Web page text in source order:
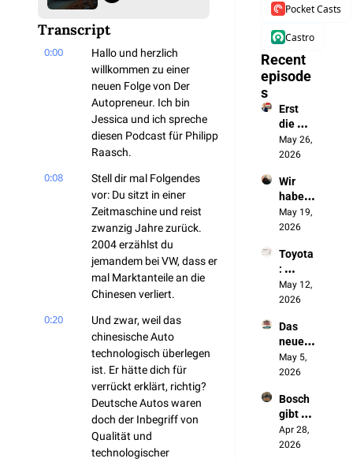
Transcript
0:00
Hallo und herzlich
willkommen zu einer
neuen Folge von Der
Autopreneur. Ich bin
Jessica und ich spreche
diesen Podcast für Philipp
Raasch.
0:08
Stell dir mal Folgendes
vor: Du sitzt in einer
Zeitmaschine und reist
zwanzig Jahre zurück.
2004 erzählst du
jemandem bei VW, dass er
mal Marktanteile an die
Chinesen verliert.
0:20
Und zwar, weil das
chinesische Auto
technologisch überlegen
ist. Er hätte dich für
verrückt erklärt, richtig?
Deutsche Autos waren
doch der Inbegriff von
Qualität und
technologischer
Pocket Casts
Castro
Recent
episode
s
Erst
die
Batteri
e, jetzt
autono
me
Fahren
May 26,
2026
Wir
haben
die
Chines
ausges
perrt.
Jetzt
bauen
unsere
Autos
May 19,
2026
Toyota
:
„Wenn
sich
ändert,
werde
n wir
NICHT
ben"
May 12,
2026
Das
neue
Made
in
ny
entste
ht in
China
May 5,
2026
Bosch
gibt
Deutsc
hland
Apr 28,
2026